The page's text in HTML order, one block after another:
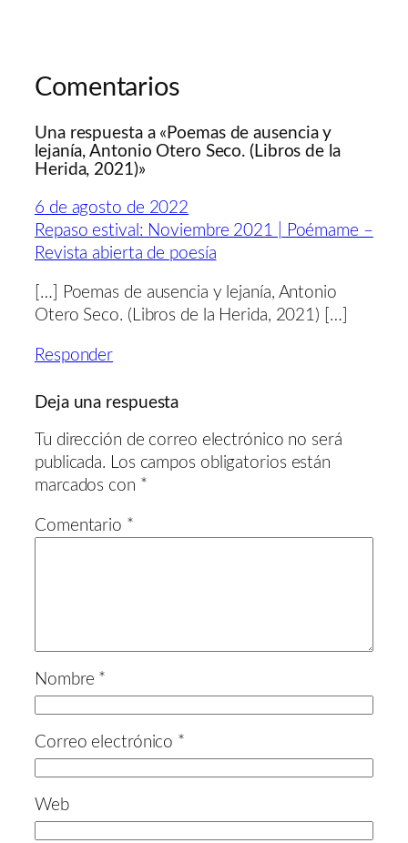
Comentarios
Una respuesta a «Poemas de ausencia y
lejanía, Antonio Otero Seco. (Libros de la
Herida, 2021)»
6 de agosto de 2022
Repaso estival: Noviembre 2021 | Poémame –
Revista abierta de poesía
[…] Poemas de ausencia y lejanía, Antonio
Otero Seco. (Libros de la Herida, 2021) […]
Responder
Deja una respuesta
Tu dirección de correo electrónico no será
publicada. Los campos obligatorios están
marcados con *
Comentario *
Nombre *
Correo electrónico *
Web